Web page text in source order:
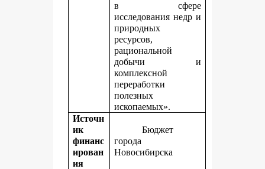
в сфере
исследования недр и
природных
ресурсов,
рациональной
добычи и
комплексной
переработки
полезных
ископаемых».
Источн
ик
финанс
ирован
ия
Бюджет
города
Новосибирска